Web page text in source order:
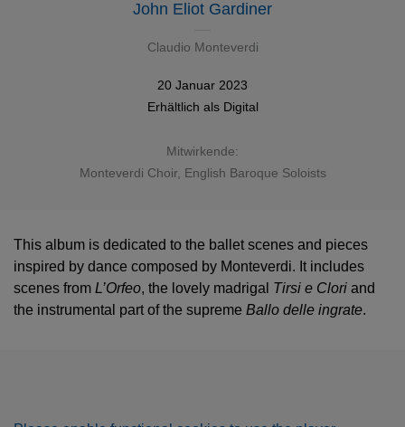
John Eliot Gardiner
Claudio Monteverdi
20 Januar 2023
Erhältlich als Digital
Mitwirkende:
Monteverdi Choir, English Baroque Soloists
This album is dedicated to the ballet scenes and pieces
inspired by dance composed by Monteverdi. It includes
scenes from L’Orfeo, the lovely madrigal Tirsi e Clori and
the instrumental part of the supreme Ballo delle ingrate.